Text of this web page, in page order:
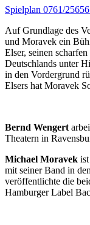
Spielplan 0761/25656
Auf Grundlage des
und Moravek ein
Elser, seinen
Deutschlands unter
in den Vordergrund
Elsers hat Moravek
Bernd Wengert
Theatern in
Michael Moravek
mit seiner Band in
veröffentlichte die
Hamburger Label